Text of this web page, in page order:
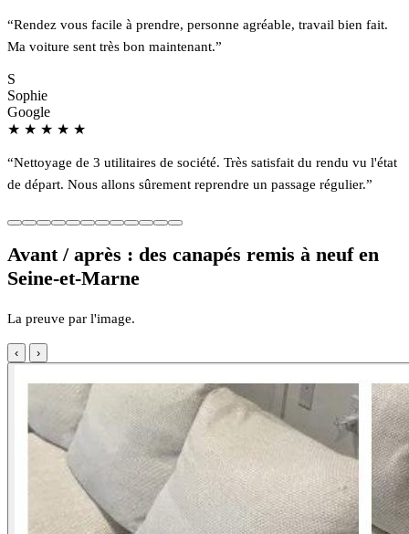
“Rendez vous facile à prendre, personne agréable, travail bien fait.
Ma voiture sent très bon maintenant.”
S
Sophie
Google
★ ★ ★ ★ ★
“Nettoyage de 3 utilitaires de société. Très satisfait du rendu vu l'état
de départ. Nous allons sûrement reprendre un passage régulier.”
Avant / après : des canapés remis à neuf en
Seine-et-Marne
La preuve par l'image.
‹ ›